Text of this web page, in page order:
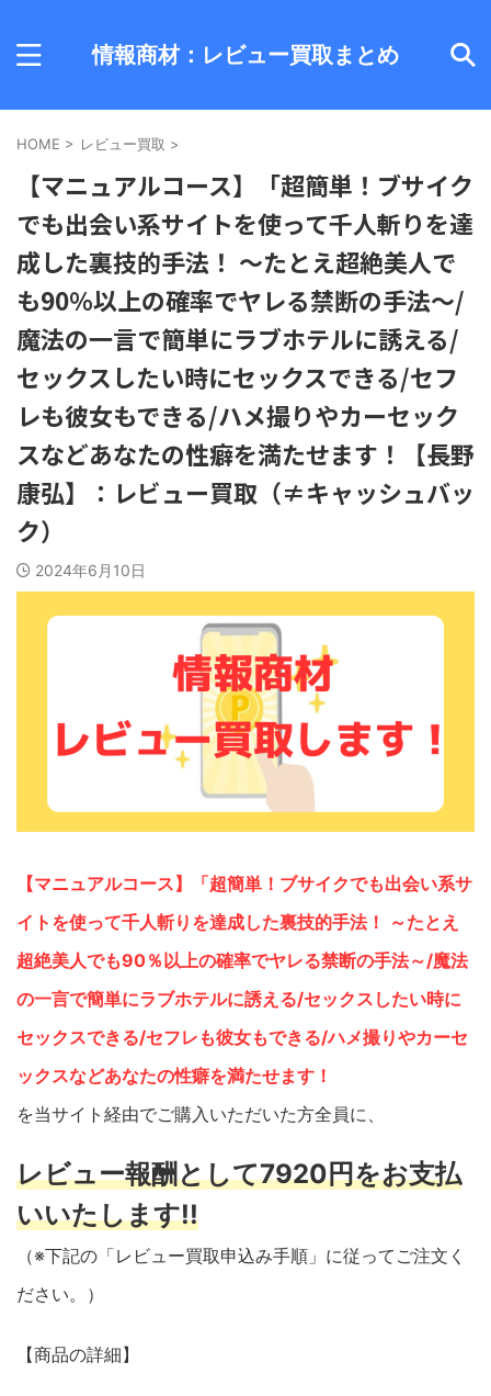
情報商材：レビュー買取まとめ
HOME > レビュー買取 >
【マニュアルコース】「超簡単！ブサイク
でも出会い系サイトを使って千人斬りを達
成した裏技的手法！ ～たとえ超絶美人で
も90％以上の確率でヤレる禁断の手法～/
魔法の一言で簡単にラブホテルに誘える/
セックスしたい時にセックスできる/セフ
レも彼女もできる/ハメ撮りやカーセック
スなどあなたの性癖を満たせます！【長野
康弘】：レビュー買取（≠キャッシュバッ
ク）
2024年6月10日
【マニュアルコース】「超簡単！ブサイクでも出会い系サ
イトを使って千人斬りを達成した裏技的手法！ ～たとえ
超絶美人でも90％以上の確率でヤレる禁断の手法～/魔法
の一言で簡単にラブホテルに誘える/セックスしたい時に
セックスできる/セフレも彼女もできる/ハメ撮りやカーセ
ックスなどあなたの性癖を満たせます！
を当サイト経由でご購入いただいた方全員に、
レビュー報酬として7920円をお支払
いいたします!!
（※下記の「レビュー買取申込み手順」に従ってご注文く
ださい。）
【商品の詳細】